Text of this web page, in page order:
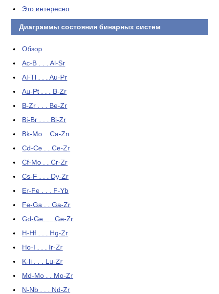
Это интересно
Диаграммы состояния бинарных систем
Обзор
Ac-B . . . Al-Sr
Al-Tl . . . Au-Pr
Au-Pt . . . B-Zr
B-Zr . . . Be-Zr
Bi-Br . . . Bi-Zr
Bk-Mo . .Ca-Zn
Cd-Ce . . Ce-Zr
Cf-Mo . . Cr-Zr
Cs-F . . . Dy-Zr
Er-Fe . . . F-Yb
Fe-Ga . . Ga-Zr
Gd-Ge . . .Ge-Zr
H-Hf . . . Hg-Zr
Ho-I . . . Ir-Zr
K-li . . . Lu-Zr
Md-Mo . . Mo-Zr
N-Nb . . . Nd-Zr